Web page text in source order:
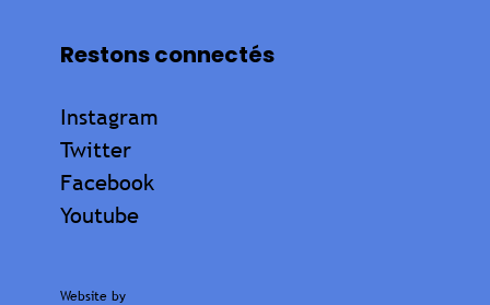
Restons connectés
Instagram
Twitter
Facebook
Youtube
Website by